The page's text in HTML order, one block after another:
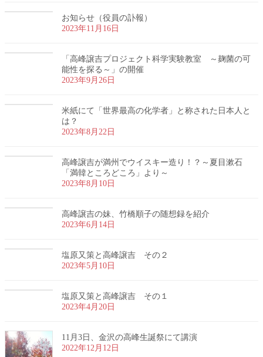
お知らせ（役員の訃報）
2023年11月16日
「高峰譲吉プロジェクト科学実験教室 ～麹菌の可
能性を探る～」の開催
2023年9月26日
米紙にて「世界最高の化学者」と称された日本人と
は？
2023年8月22日
高峰譲吉が満州でウイスキー造り！？～夏目漱石
「満韓ところどころ」より～
2023年8月10日
高峰譲吉の妹、竹橋順子の随想録を紹介
2023年6月14日
塩原又策と高峰譲吉 その２
2023年5月10日
塩原又策と高峰譲吉 その１
2023年4月20日
11月3日、金沢の高峰生誕祭にて講演
2022年12月12日